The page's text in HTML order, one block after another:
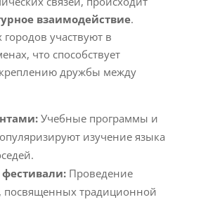
взаимодействие.
участвуют в
что способствует
дружбы между
Учебные программы и
изучение языка
Проведение
посвященных традиционной